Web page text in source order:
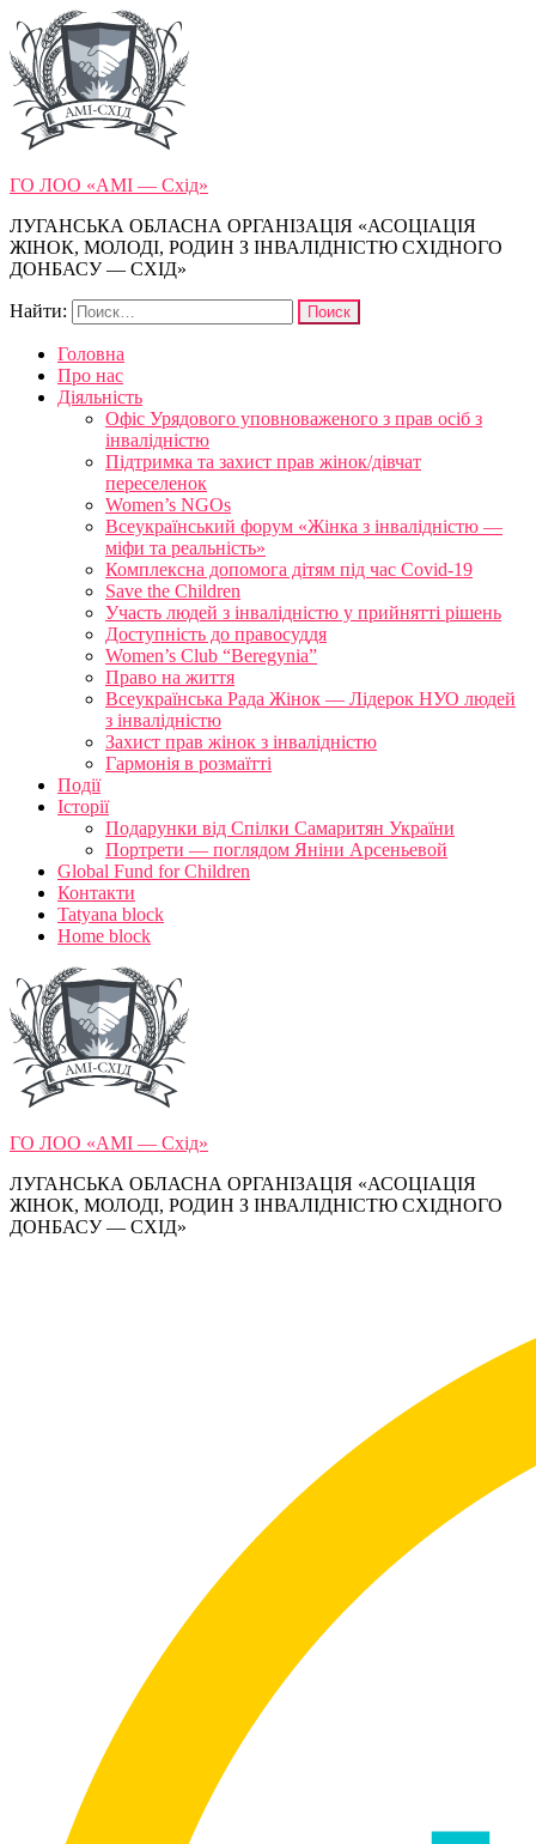
ГО ЛОО «АМІ — Схід»
ЛУГАНСЬКА ОБЛАСНА ОРГАНІЗАЦІЯ «АСОЦІАЦІЯ
ЖІНОК, МОЛОДІ, РОДИН З ІНВАЛІДНІСТЮ СХІДНОГО
ДОНБАСУ — СХІД»
Найти:
Головна
Про нас
Діяльність
Офіс Урядового уповноваженого з прав осіб з
інвалідністю
Підтримка та захист прав жінок/дівчат
переселенок
Women’s NGOs
Всеукраїнський форум «Жінка з інвалідністю —
міфи та реальність»
Комплексна допомога дітям під час Covid-19
Save the Children
Участь людей з інвалідністю у прийнятті рішень
Доступність до правосуддя
Women’s Club “Beregynia”
Право на життя
Всеукраїнська Рада Жінок — Лідерок НУО людей
з інвалідністю
Захист прав жінок з інвалідністю
Гармонія в розмаїтті
Події
Історії
Подарунки від Спілки Самаритян України
Портрети — поглядом Яніни Арсеньевой
Global Fund for Children
Контакти
Tatyana block
Home block
ГО ЛОО «АМІ — Схід»
ЛУГАНСЬКА ОБЛАСНА ОРГАНІЗАЦІЯ «АСОЦІАЦІЯ
ЖІНОК, МОЛОДІ, РОДИН З ІНВАЛІДНІСТЮ СХІДНОГО
ДОНБАСУ — СХІД»